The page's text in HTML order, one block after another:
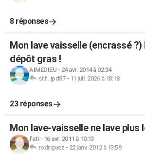
8 réponses
Mon lave vaisselle (encrassé ?)
dépôt gras !
AIMEDIEU - 24 avr. 2014 à 02:34
stf_jpd87- 11 juil. 2026 à 18:18
23 réponses
Mon lave-vaisselle ne lave plus
fati- 16 avr. 2011 à 10:13
rodriguez - 22 janv. 2012 à 13:59